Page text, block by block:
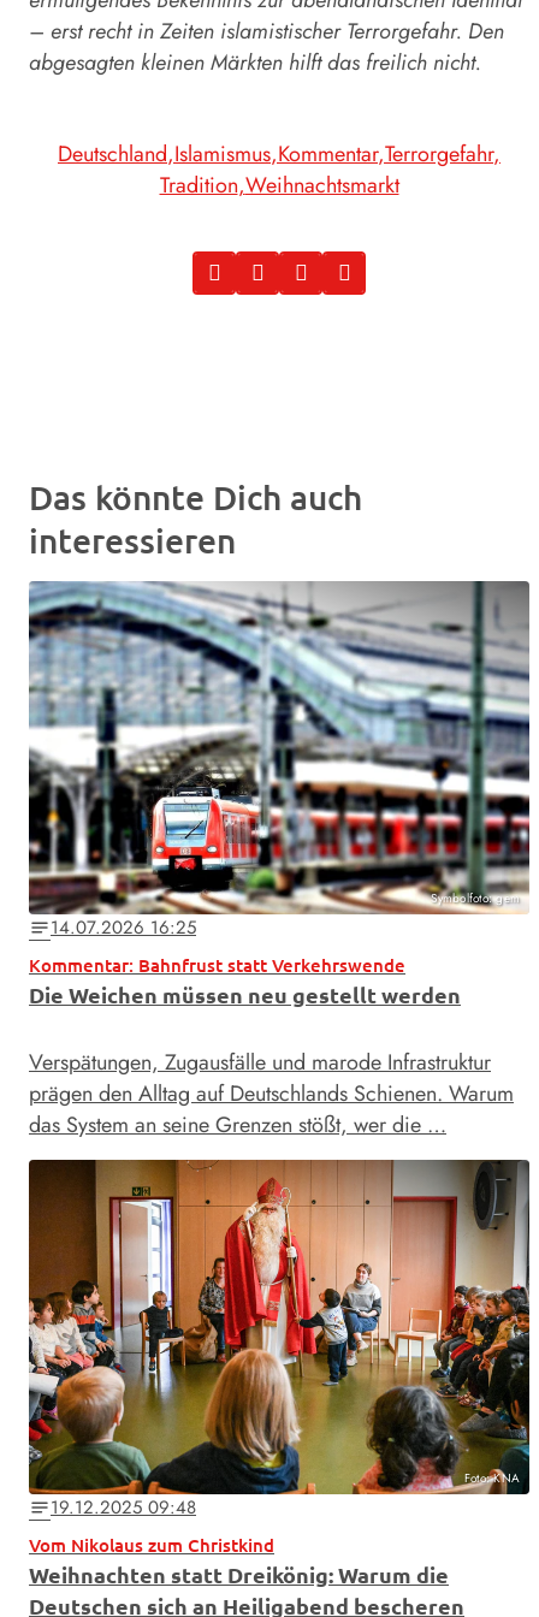
– erst recht in Zeiten islamistischer Terrorgefahr. Den
abgesagten kleinen Märkten hilft das freilich nicht.
Deutschland Islamismus Kommentar Terrorgefahr
Tradition Weihnachtsmarkt
Das könnte Dich auch
interessieren
Symbolfoto: gem
notes14.07.2026 16:25
Kommentar: Bahnfrust statt Verkehrswende
Die Weichen müssen neu gestellt werden
Verspätungen, Zugausfälle und marode Infrastruktur
prägen den Alltag auf Deutschlands Schienen. Warum
das System an seine Grenzen stößt, wer die …
Foto: KNA
notes19.12.2025 09:48
Vom Nikolaus zum Christkind
Weihnachten statt Dreikönig: Warum die
Deutschen sich an Heiligabend bescheren